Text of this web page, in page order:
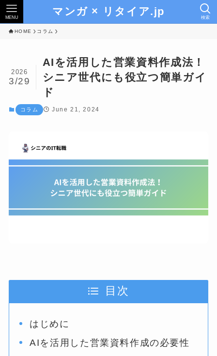
マンガ × リタイア.jp 検索
MENU
HOME コラム
AIを活用した営業資料作成法！
シニア世代にも役立つ簡単ガイ
ド
2026
3/29
コラム June 21, 2024
目次
はじめに
AIを活用した営業資料作成の必要性